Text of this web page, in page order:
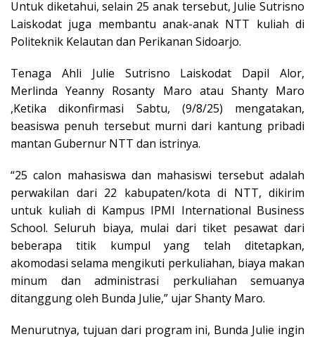
Untuk diketahui, selain 25 anak tersebut, Julie Sutrisno
Laiskodat juga membantu anak-anak NTT kuliah di
Politeknik Kelautan dan Perikanan Sidoarjo.
Tenaga Ahli Julie Sutrisno Laiskodat Dapil Alor,
Merlinda Yeanny Rosanty Maro atau Shanty Maro
,Ketika dikonfirmasi Sabtu, (9/8/25) mengatakan,
beasiswa penuh tersebut murni dari kantung pribadi
mantan Gubernur NTT dan istrinya.
“25 calon mahasiswa dan mahasiswi tersebut adalah
perwakilan dari 22 kabupaten/kota di NTT, dikirim
untuk kuliah di Kampus IPMI International Business
School. Seluruh biaya, mulai dari tiket pesawat dari
beberapa titik kumpul yang telah ditetapkan,
akomodasi selama mengikuti perkuliahan, biaya makan
minum dan administrasi perkuliahan semuanya
ditanggung oleh Bunda Julie,” ujar Shanty Maro.
Menurutnya, tujuan dari program ini, Bunda Julie ingin